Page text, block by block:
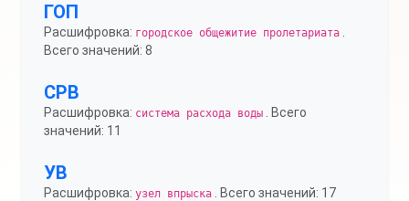
ГОП
Расшифровка: городское общежитие пролетариата
Всего значений: 8
СРВ
Расшифровка: система расхода воды . Всего
значений: 11
УВ
Расшифровка: узел впрыска . Всего значений: 17